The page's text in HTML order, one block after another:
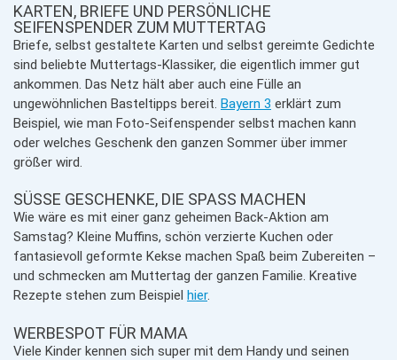
KARTEN, BRIEFE UND PERSÖNLICHE
SEIFENSPENDER ZUM MUTTERTAG
Briefe, selbst gestaltete Karten und selbst gereimte Gedichte
sind beliebte Muttertags-Klassiker, die eigentlich immer gut
ankommen. Das Netz hält aber auch eine Fülle an
ungewöhnlichen Basteltipps bereit. Bayern 3 erklärt zum
Beispiel, wie man Foto-Seifenspender selbst machen kann
oder welches Geschenk den ganzen Sommer über immer
größer wird.
SÜSSE GESCHENKE, DIE SPASS MACHEN
Wie wäre es mit einer ganz geheimen Back-Aktion am
Samstag? Kleine Muffins, schön verzierte Kuchen oder
fantasievoll geformte Kekse machen Spaß beim Zubereiten –
und schmecken am Muttertag der ganzen Familie. Kreative
Rezepte stehen zum Beispiel hier.
WERBESPOT FÜR MAMA
Viele Kinder kennen sich super mit dem Handy und seinen